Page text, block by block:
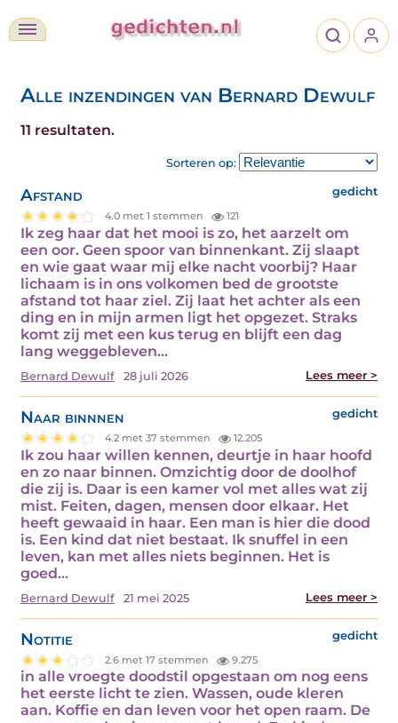
Alle inzendingen van Bernard Dewulf
11 resultaten.
Sorteren op:
Afstand gedicht
4.0 met 1 stemmen 121
Ik zeg haar dat het mooi is zo, het aarzelt om
een oor. Geen spoor van binnenkant. Zij slaapt
en wie gaat waar mij elke nacht voorbij? Haar
lichaam is in ons volkomen bed de grootste
afstand tot haar ziel. Zij laat het achter als een
ding en in mijn armen ligt het opgezet. Straks
komt zij met een kus terug en blijft een dag
lang weggebleven…
Bernard Dewulf 28 juli 2026 Lees meer >
Naar binnnen gedicht
4.2 met 37 stemmen 12.205
Ik zou haar willen kennen, deurtje in haar hoofd
en zo naar binnen. Omzichtig door de doolhof
die zij is. Daar is een kamer vol met alles wat zij
mist. Feiten, dagen, mensen door elkaar. Het
heeft gewaaid in haar. Een man is hier die dood
is. Een kind dat niet bestaat. Ik snuffel in een
leven, kan met alles niets beginnen. Het is
goed…
Bernard Dewulf 21 mei 2025 Lees meer >
Notitie gedicht
2.6 met 17 stemmen 9.275
in alle vroegte doodstil opgestaan om nog eens
het eerste licht te zien. Wassen, oude kleren
aan. Koffie en dan leven voor het open raam. De